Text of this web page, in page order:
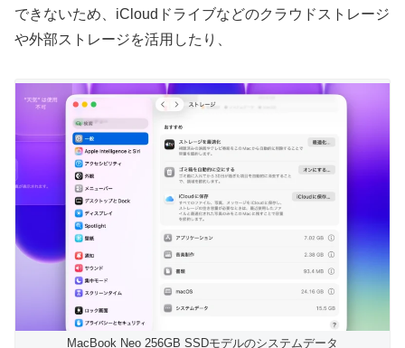
できないため、iCloudドライブなどのクラウドストレージ
や外部ストレージを活用したり、
MacBook Neo 256GB SSDモデルのシステムデータ